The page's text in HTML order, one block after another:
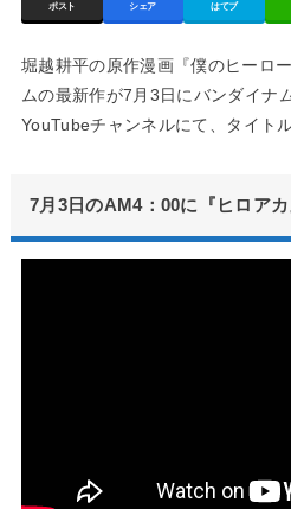
ポスト シェア はてブ
堀越耕平の原作漫画『僕のヒーロ
ムの最新作が7月3日にバンダイナ
YouTubeチャンネルにて、タイト
7月3日のAM4：00に『ヒロア